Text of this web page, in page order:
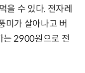
을 수 있다. 전자레
미가 살아나고 버
는 2900원으로 전